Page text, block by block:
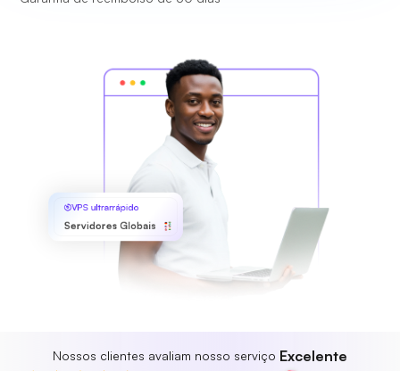
VPS ultrarrápido
Servidores Globais
Nossos clientes avaliam nosso serviço Excelente